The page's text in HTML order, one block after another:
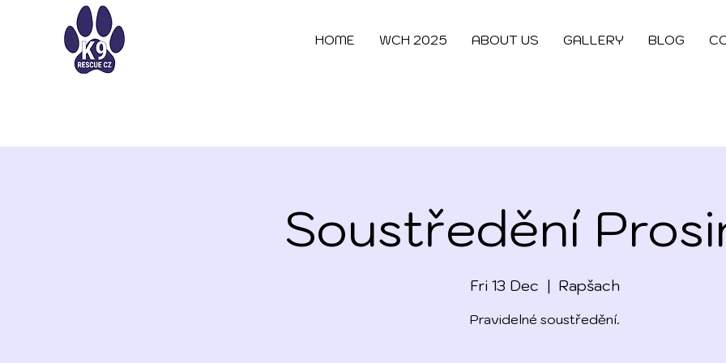
HOME WCH 2025 ABOUT US GALLERY BLOG
Soustředění
Fri 13 Dec
  |
Rapšach
Pravidelné soustředění.